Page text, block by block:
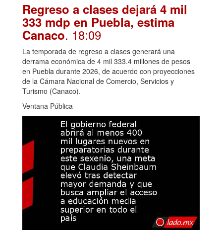
Regreso a clases dejará 4 mil
333 mdp en Puebla, estima
Canaco. 18:09
La temporada de regreso a clases generará una
derrama económica de 4 mil 333.4 millones de pesos
en Puebla durante 2026, de acuerdo con proyecciones
de la Cámara Nacional de Comercio, Servicios y
Turismo (Canaco).
Ventana Pública